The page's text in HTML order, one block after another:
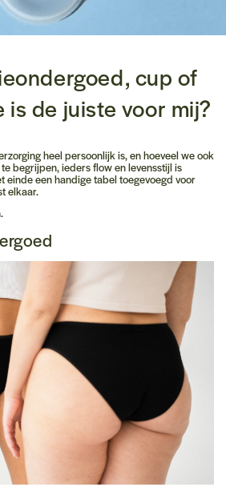
cup of
is de juiste voor mij?
heel persoonlijk is, en hoeveel we ook
begrijpen, ieders flow en levensstijl is
einde een handige tabel toegevoegd voor
elkaar.